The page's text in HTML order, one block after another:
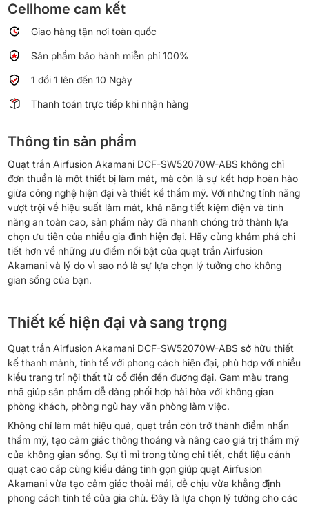
số
lượng
Cellhome cam kết
Giao hàng tận nơi toàn quốc
Sản phẩm bảo hành miễn phí 100%
1 đổi 1 lên đến 10 Ngày
Thanh toán trực tiếp khi nhận hàng
Thông tin sản phẩm
Quạt trần Airfusion Akamani DCF-SW52070W-ABS không chỉ
đơn thuần là một thiết bị làm mát, mà còn là sự kết hợp hoàn hảo
giữa công nghệ hiện đại và thiết kế thẩm mỹ. Với những tính năng
vượt trội về hiệu suất làm mát, khả năng tiết kiệm điện và tính
năng an toàn cao, sản phẩm này đã nhanh chóng trở thành lựa
chọn ưu tiên của nhiều gia đình hiện đại. Hãy cùng khám phá chi
tiết hơn về những ưu điểm nổi bật của quạt trần Airfusion
Akamani và lý do vì sao nó là sự lựa chọn lý tưởng cho không
gian sống của bạn.
Thiết kế hiện đại và sang trọng
Quạt trần Airfusion Akamani DCF-SW52070W-ABS sở hữu thiết
kế thanh mảnh, tinh tế với phong cách hiện đại, phù hợp với nhiều
kiểu trang trí nội thất từ cổ điển đến đương đại. Gam màu trang
nhã giúp sản phẩm dễ dàng phối hợp hài hòa với không gian
phòng khách, phòng ngủ hay văn phòng làm việc.
Không chỉ làm mát hiệu quả, quạt trần còn trở thành điểm nhấn
thẩm mỹ, tạo cảm giác thông thoáng và nâng cao giá trị thẩm mỹ
của không gian sống. Sự tỉ mỉ trong từng chi tiết, chất liệu cánh
quạt cao cấp cùng kiểu dáng tinh gọn giúp quạt Airfusion
Akamani vừa tạo cảm giác thoải mái, dễ chịu vừa khẳng định
phong cách tinh tế của gia chủ. Đây là lựa chọn lý tưởng cho các